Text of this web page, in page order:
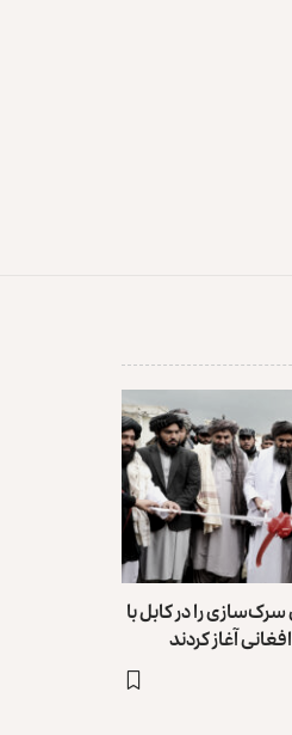
را در کابل با